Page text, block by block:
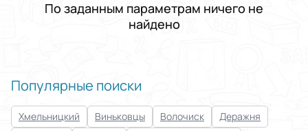
Применить
Сбросить все
По заданным параметрам ничего не
найдено
Популярные поиски
Хмельницкий Виньковцы Волочиск
Деражня